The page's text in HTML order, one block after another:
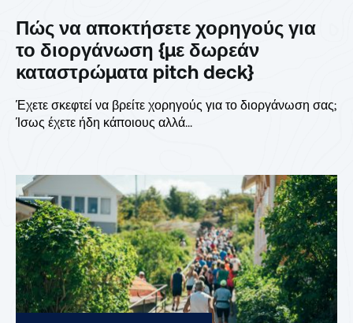
Πώς να αποκτήσετε χορηγούς για
το διοργάνωση {με δωρεάν
καταστρώματα pitch deck}
Έχετε σκεφτεί να βρείτε χορηγούς για το διοργάνωση σας;
Ίσως έχετε ήδη κάποιους αλλά...